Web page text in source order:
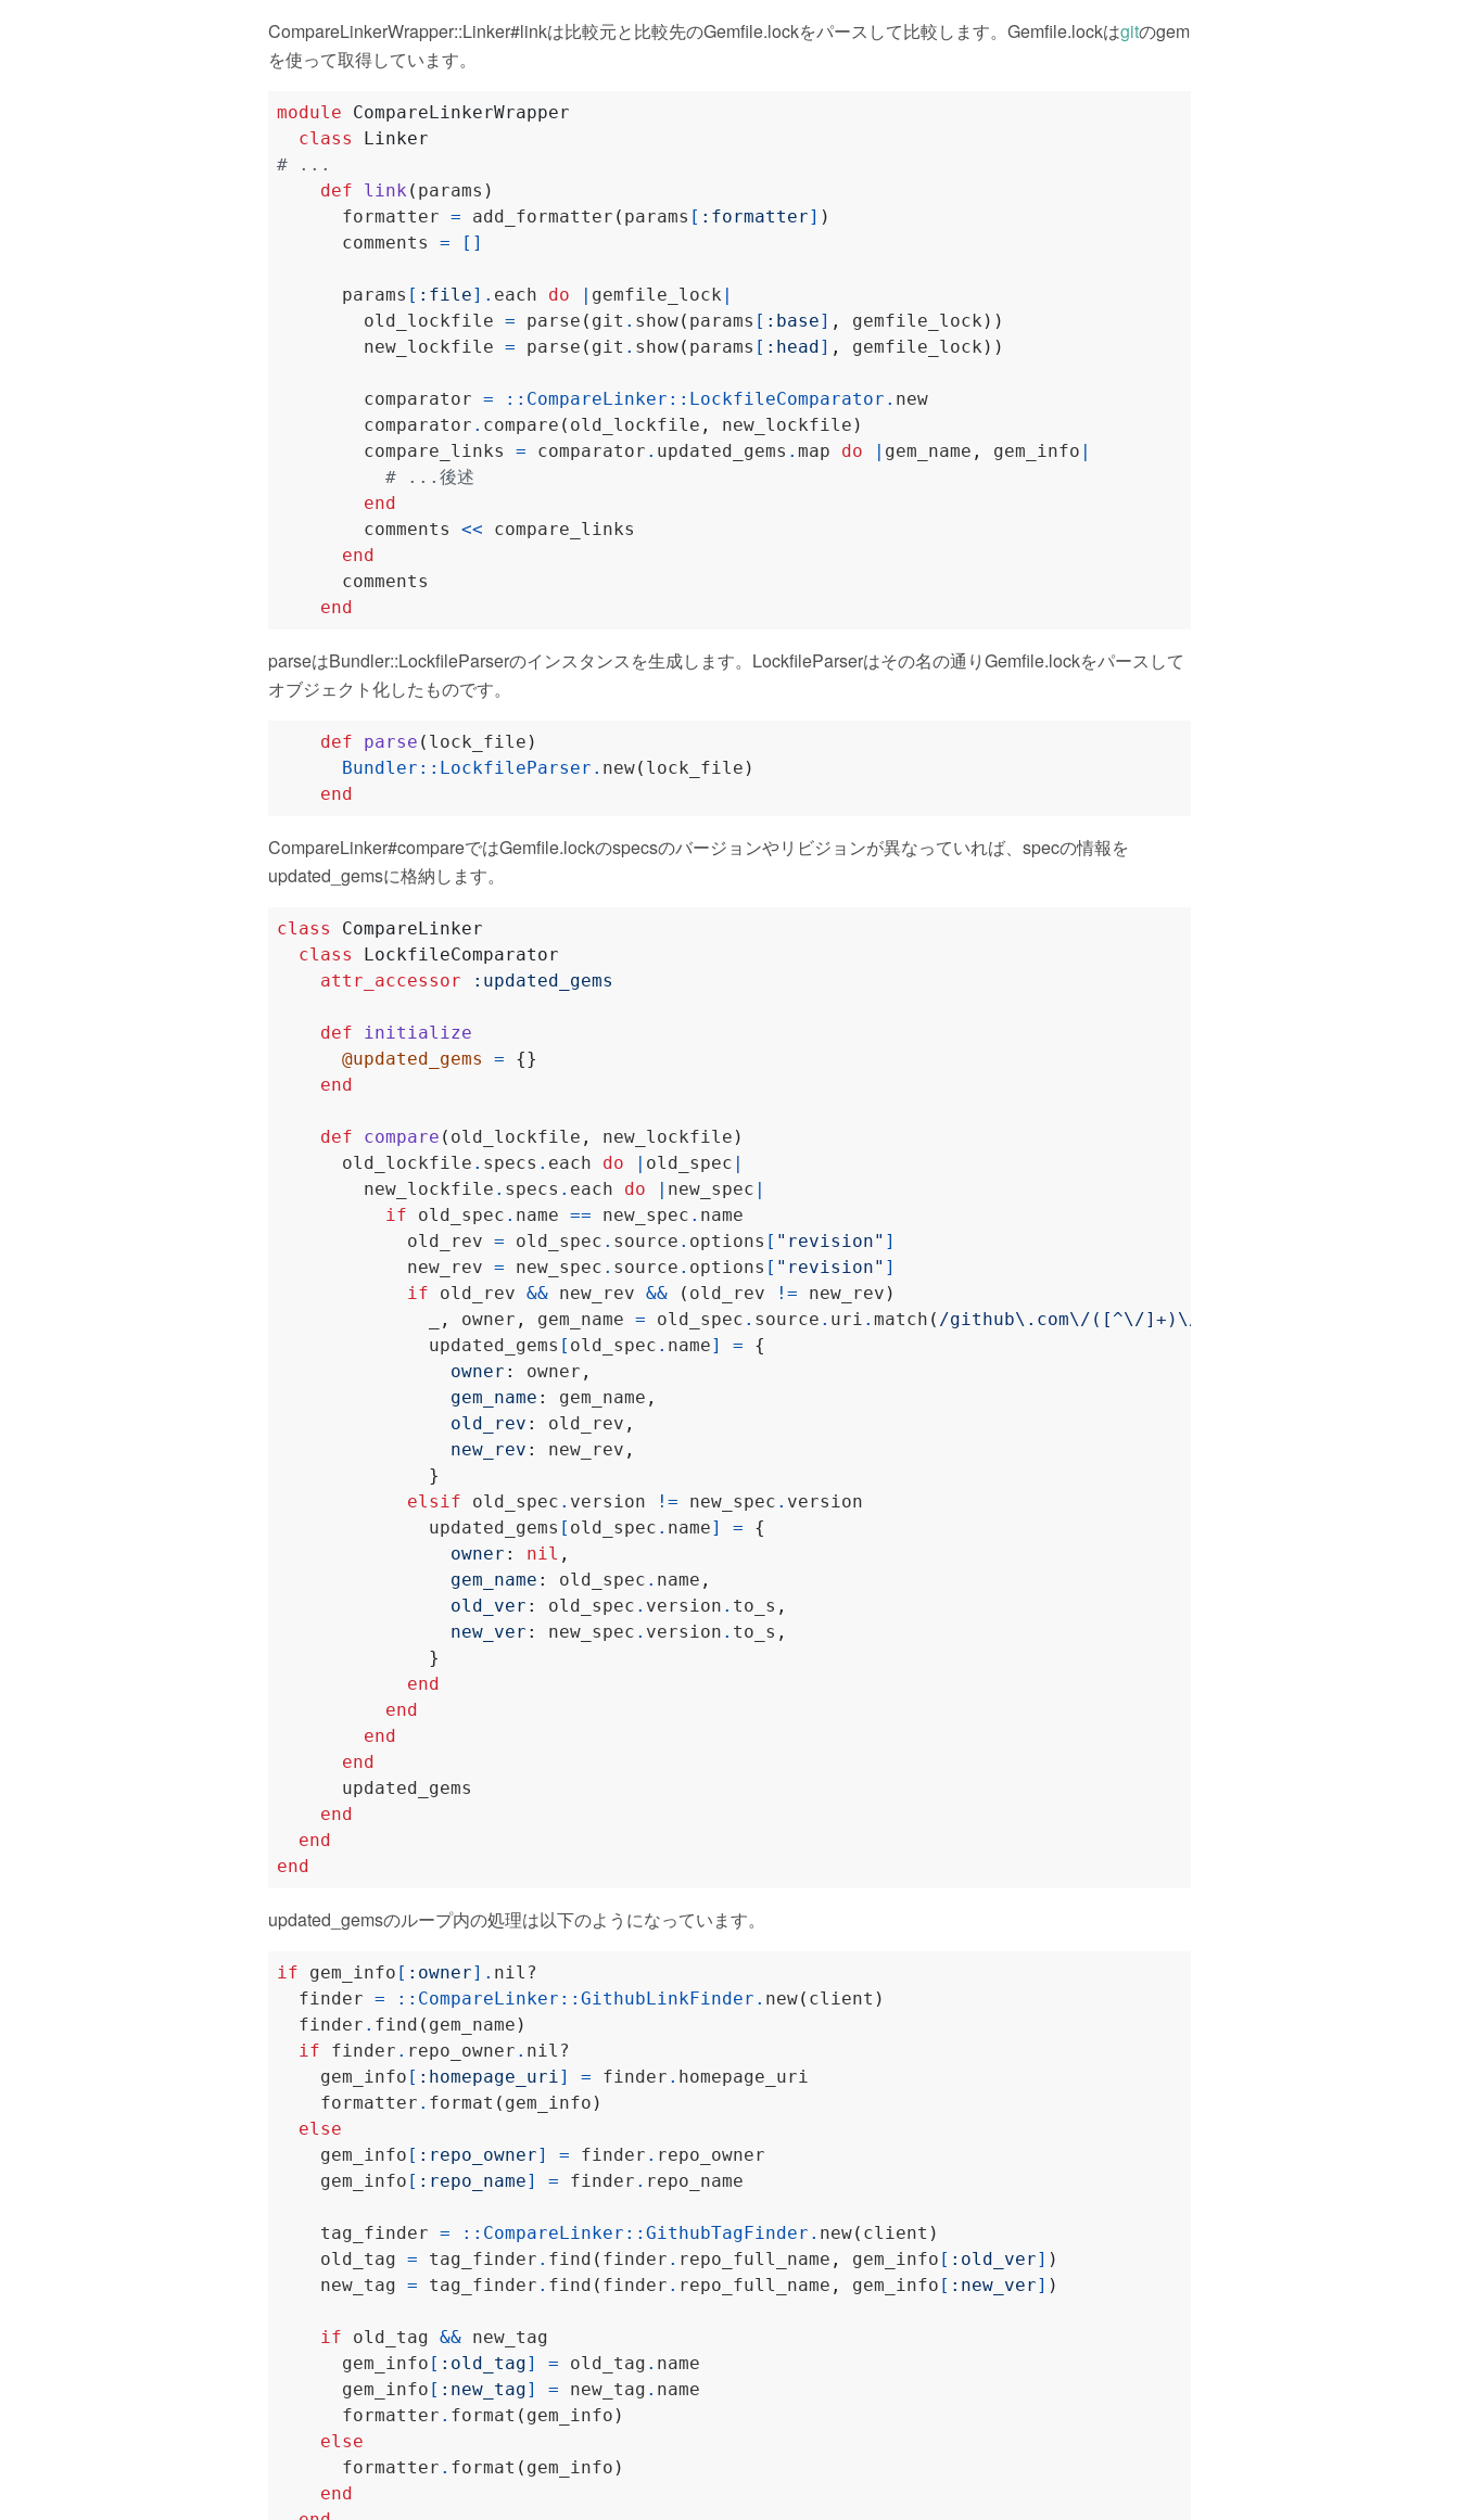
CompareLinkerWrapper::Linker#linkは比較元と比較先のGemfile.lockをパースして比較します。Gemfile.lockはgitのgem
を使って取得しています。
module
CompareLinkerWrapper
class
Linker
# ...
def
link ( params )
      formatter
= add_formatter ( params [ :formatter] )
      comments
= []
      params
[ :file]. each do | gemfile_lock |
        old_lockfile
= parse ( git . show( params [ :base] , gemfile_lock ))
        new_lockfile
= parse ( git . show( params [ :head] , gemfile_lock ))
        comparator
= :: CompareLinker :: LockfileComparator .
        comparator
. compare ( old_lockfile , new_lockfile )
        compare_links
= comparator . updated_gems . map do | gem_name , gem_info |
# ...後述
end
        comments
<<
end
end
parseはBundler::LockfileParserのインスタンスを生成します。LockfileParserはその名の通りGemfile.lockをパースして
オブジェクト化したものです。
def parse ( lock_file )
Bundler :: LockfileParser . new( lock_file )
end
CompareLinker#compareではGemfile.lockのspecsのバージョンやリビジョンが異なっていれば、specの情報を
updated_gemsに格納します。
class
CompareLinker
class
LockfileComparator
attr_accessor
:updated_gems
def
initialize
@updated_gems
=
{}
end
def compare ( old_lockfile , new_lockfile )
      old_lockfile
. specs . each do | old_spec |
        new_lockfile
. specs . each do | new_spec |
if old_spec . name == new_spec .
            old_rev
= old_spec . source . options [ "revision" ]
            new_rev
= new_spec . source . options [ "revision" ]
if old_rev && new_rev && ( old_rev != new_rev )
, owner , gem_name = old_spec . source . uri . match ( /github\.com\/([^\/]+)\/([^.]+)/
              updated_gems
[ old_spec . name] =
{
owner : owner ,
gem_name : gem_name ,
old_rev : old_rev ,
new_rev : new_rev ,
}
elsif old_spec . version != new_spec .
              updated_gems
[ old_spec . name] =
{
owner : nil ,
gem_name : old_spec . name ,
old_ver : old_spec . version . to_s ,
new_ver : new_spec . version . to_s ,
}
end
end
end
end
end
end
end
updated_gemsのループ内の処理は以下のようになっています。
if gem_info [ :owner].
  finder
= :: CompareLinker :: GithubLinkFinder . new( client )
  finder
. find ( gem_name )
if finder . repo_owner .
    gem_info
[ :homepage_uri ] = finder .
    formatter
. format ( gem_info )
else
    gem_info
[ :repo_owner] = finder .
    gem_info
[ :repo_name] = finder .
    tag_finder
= :: CompareLinker :: GithubTagFinder . new( client )
    old_tag
= tag_finder . find ( finder . repo_full_name , gem_info [ :old_ver] )
    new_tag
= tag_finder . find ( finder . repo_full_name , gem_info [ :new_ver] )
if old_tag &&
      gem_info
[ :old_tag] = old_tag .
      gem_info
[ :new_tag] = new_tag .
      formatter
. format ( gem_info )
else
      formatter
. format ( gem_info )
end